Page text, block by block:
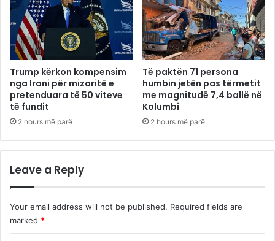
Trump kërkon kompensim
nga Irani për mizoritë e
pretenduara të 50 viteve
të fundit
2 hours më parë
Të paktën 71 persona
humbin jetën pas tërmetit
me magnitudë 7,4 ballë në
Kolumbi
2 hours më parë
Leave a Reply
Your email address will not be published. Required fields are
marked *